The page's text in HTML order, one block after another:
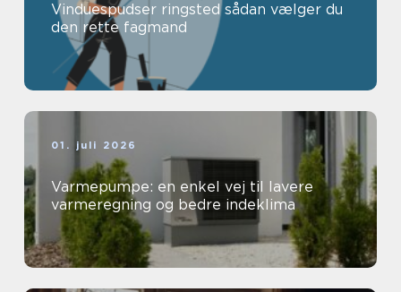
Vinduespudser ringsted sådan vælger du
den rette fagmand
01. juli 2026
Varmepumpe: en enkel vej til lavere
varmeregning og bedre indeklima